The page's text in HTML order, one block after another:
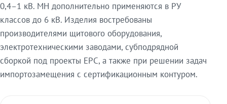
0,4–1 кВ. МН дополнительно применяются в РУ
классов до 6 кВ. Изделия востребованы
производителями щитового оборудования,
электротехническими заводами, субподрядной
сборкой под проекты EPC, а также при решении задач
импортозамещения с сертификационным контуром.